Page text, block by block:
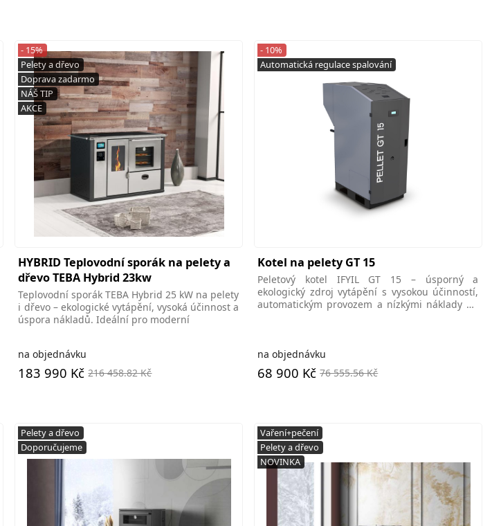
HYBRID Teplovodní sporák na pelety a
dřevo TEBA Hybrid 23kw
Teplovodní sporák TEBA Hybrid 25 kW na pelety
i dřevo – ekologické vytápění, vysoká účinnost a
úspora nákladů. Ideální pro moderní
- 15%
Pelety a dřevo
Doprava zadarmo
NÁŠ TIP
AKCE
na objednávku
183 990 Kč 216 458.82 Kč
Kotel na pelety GT 15
Peletový kotel IFYIL GT 15 – úsporný a
ekologický zdroj vytápění s vysokou účinností,
automatickým provozem a nízkými náklady na
- 10%
Automatická regulace spalování
na objednávku
68 900 Kč 76 555.56 Kč
Pelety a dřevo
Doporučujeme
Vaření+pečení
Pelety a dřevo
NOVINKA